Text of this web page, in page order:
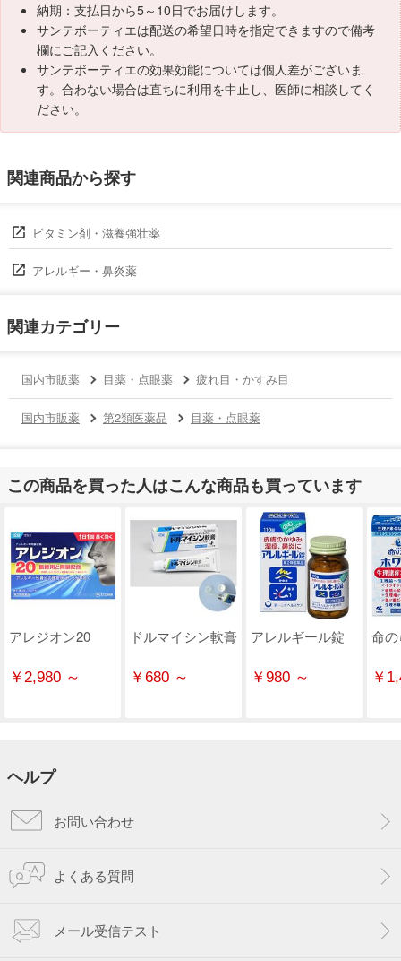
納期：支払日から5～10日でお届けします。
サンテボーティエは配送の希望日時を指定できますので備考
欄にご記入ください。
サンテボーティエの効果効能については個人差がございま
す。合わない場合は直ちに利用を中止し、医師に相談してく
ださい。
関連商品から探す
ビタミン剤・滋養強壮薬
アレルギー・鼻炎薬
関連カテゴリー
国内市販薬 目薬・点眼薬 疲れ目・かすみ目
国内市販薬 第2類医薬品 目薬・点眼薬
この商品を買った人はこんな商品も買っています
アレジオン20
￥2,980 ～
ドルマイシン軟膏
￥680 ～
アレルギール錠
￥980 ～
命
￥
ヘルプ
お問い合わせ
よくある質問
メール受信テスト